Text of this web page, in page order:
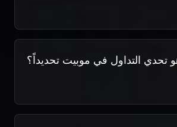
تحدي التداول في موبيت تحديداً؟